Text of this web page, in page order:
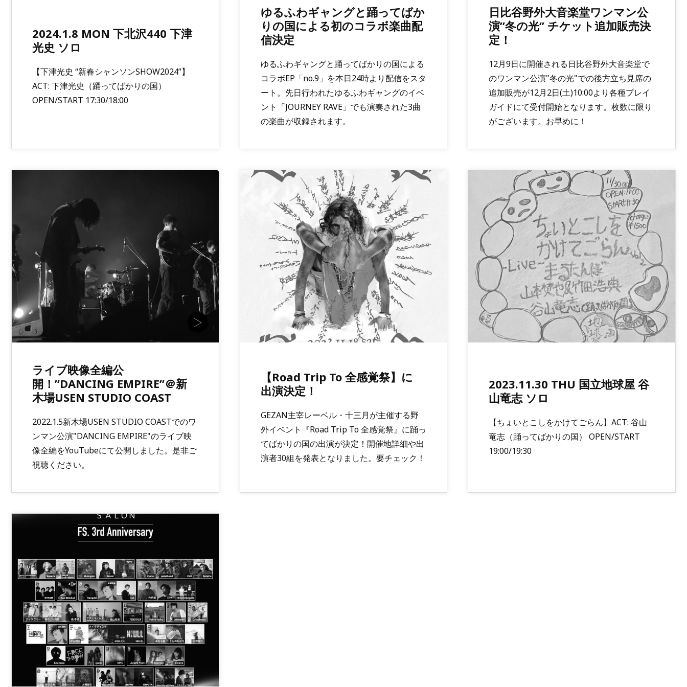
2024.1.8 MON 下北沢440 下津
光史 ソロ
【下津光史 “新春シャンソンSHOW2024”】
ACT: 下津光史（踊ってばかりの国）
OPEN/START 17:30/18:00
ゆるふわギャングと踊ってばか
りの国による初のコラボ楽曲配
信決定
ゆるふわギャングと踊ってばかりの国による
コラボEP「no.9」を本日24時より配信をスタ
ート。先日行われたゆるふわギャングのイベ
ント「JOURNEY RAVE」でも演奏された3曲
の楽曲が収録されます。
日比谷野外大音楽堂ワンマン公
演”冬の光” チケット追加販売決
定！
12月9日に開催される日比谷野外大音楽堂で
のワンマン公演"冬の光"での後方立ち見席の
追加販売が12月2日(土)10:00より各種プレイ
ガイドにて受付開始となります。枚数に限り
がございます。お早めに！
ライブ映像全編公
開！”DANCING EMPIRE”＠新
木場USEN STUDIO COAST
2022.1.5新木場USEN STUDIO COASTでのワ
ンマン公演"DANCING EMPIRE"のライブ映
像全編をYouTubeにて公開しました。是非ご
視聴ください。
【Road Trip To 全感覚祭】に
出演決定！
GEZAN主宰レーベル・十三月が主催する野
外イベント『Road Trip To 全感覚祭』に踊っ
てばかりの国の出演が決定！開催地詳細や出
演者30組を発表となりました。要チェック！
2023.11.30 THU 国立地球屋 谷
山竜志 ソロ
【ちょいとこしをかけてごらん】ACT: 谷山
竜志（踊ってばかりの国） OPEN/START
19:00/19:30